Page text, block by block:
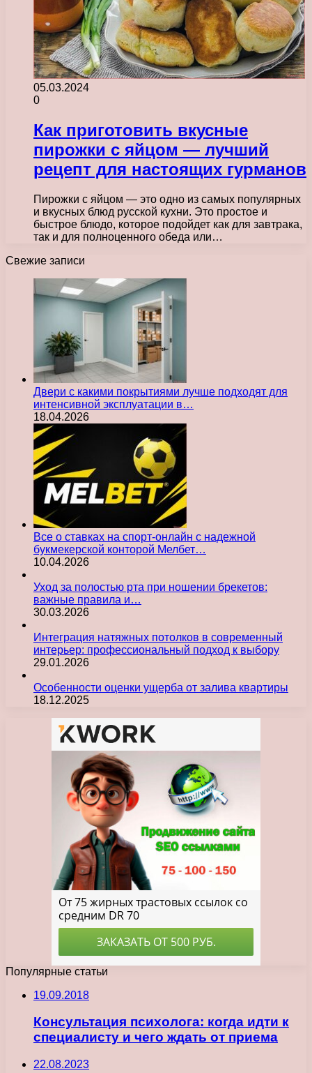
05.03.2024
0
Как приготовить вкусные
пирожки с яйцом — лучший
рецепт для настоящих гурманов
Пирожки с яйцом — это одно из самых популярных
и вкусных блюд русской кухни. Это простое и
быстрое блюдо, которое подойдет как для завтрака,
так и для полноценного обеда или…
Свежие записи
Двери с какими покрытиями лучше подходят для
интенсивной эксплуатации в…
18.04.2026
Все о ставках на спорт-онлайн с надежной
букмекерской конторой Мелбет…
10.04.2026
Уход за полостью рта при ношении брекетов:
важные правила и…
30.03.2026
Интеграция натяжных потолков в современный
интерьер: профессиональный подход к выбору
29.01.2026
Особенности оценки ущерба от залива квартиры
18.12.2025
Популярные статьи
19.09.2018
Консультация психолога: когда идти к
специалисту и чего ждать от приема
22.08.2023